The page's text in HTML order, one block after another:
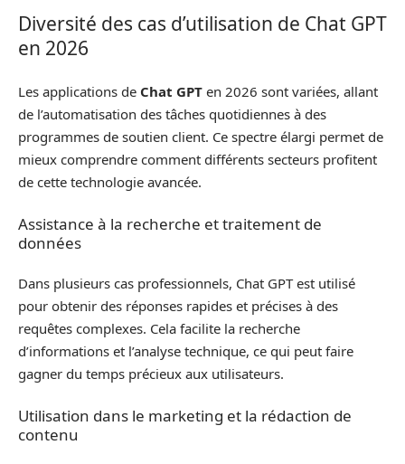
Diversité des cas d’utilisation de Chat GPT
en 2026
Les applications de Chat GPT en 2026 sont variées, allant
de l’automatisation des tâches quotidiennes à des
programmes de soutien client. Ce spectre élargi permet de
mieux comprendre comment différents secteurs profitent
de cette technologie avancée.
Assistance à la recherche et traitement de
données
Dans plusieurs cas professionnels, Chat GPT est utilisé
pour obtenir des réponses rapides et précises à des
requêtes complexes. Cela facilite la recherche
d’informations et l’analyse technique, ce qui peut faire
gagner du temps précieux aux utilisateurs.
Utilisation dans le marketing et la rédaction de
contenu